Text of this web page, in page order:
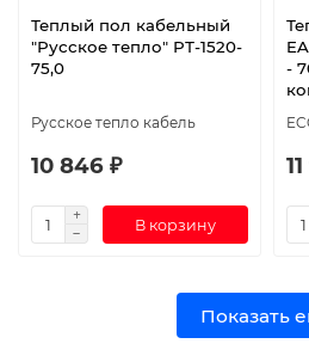
Теплый пол кабельный
"Русское тепло" РТ-1520-
75,0
Русское тепло кабель
10 846 ₽
В корзину
-
Показать